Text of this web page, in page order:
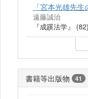
「宮本光雄先生
遠藤誠治
『成蹊法学』
書籍等出版物 41